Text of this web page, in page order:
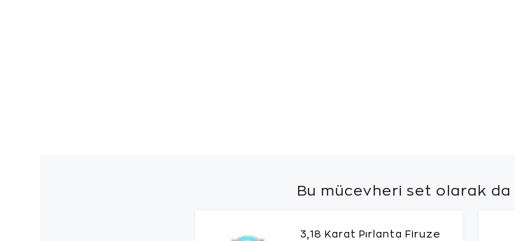
Bu mücevheri set olarak da
3,18 Karat Pırlanta Firuze